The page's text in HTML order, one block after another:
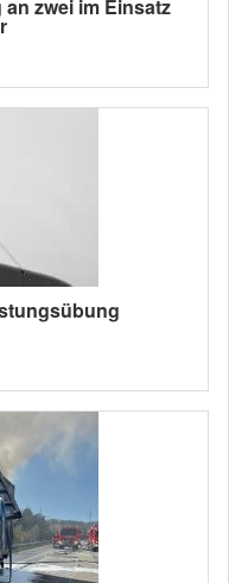
zwei im Einsatz